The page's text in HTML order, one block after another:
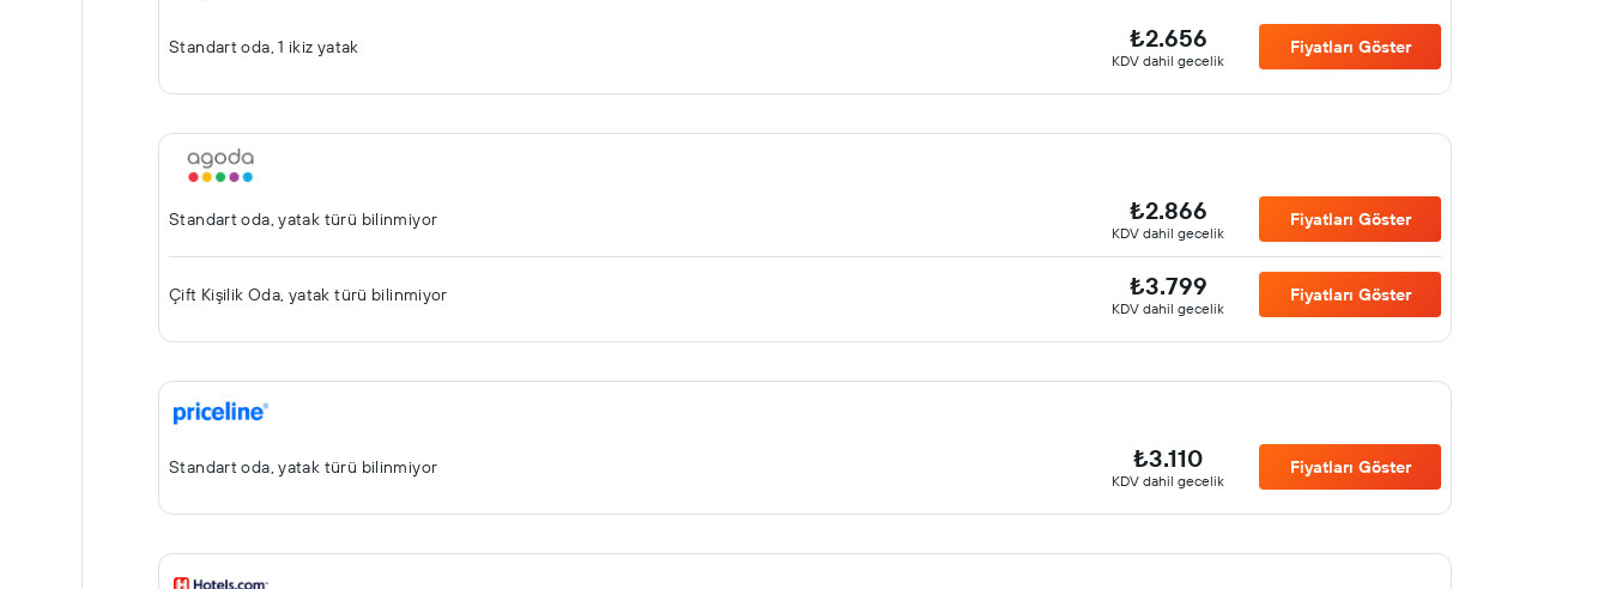
Standart oda, 1 ikiz yatak ₺2.656
KDV dahil gecelik
Fiyatları Göster
Standart oda, yatak türü bilinmiyor ₺2.866
KDV dahil gecelik
Fiyatları Göster
Çift ​Kişilik Oda, yatak türü bilinmiyor ₺3.799
KDV dahil gecelik
Fiyatları Göster
Standart oda, yatak türü bilinmiyor ₺3.110
KDV dahil gecelik
Fiyatları Göster